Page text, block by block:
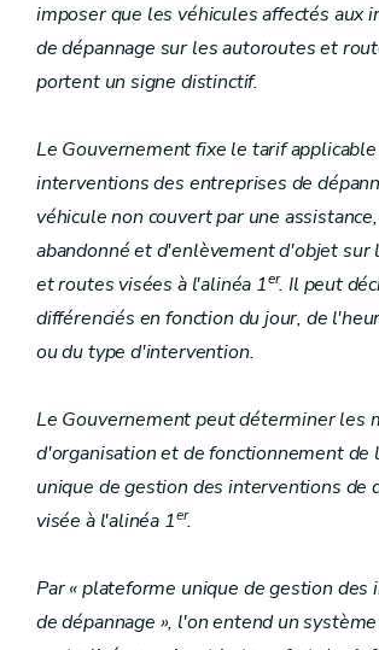
imposer que les véhicules affectés aux
de dépannage sur les autoroutes et
portent un signe distinctif.
Le Gouvernement fixe le tarif
interventions des entreprises de
véhicule non couvert par une
abandonné et d'enlèvement d'objet sur
et routes visées à l'alinéa 1er. Il peut
différenciés en fonction du jour, de
ou du type d'intervention.
Le Gouvernement peut déterminer les
d'organisation et de fonctionnement de
unique de gestion des interventions de
visée à l'alinéa 1er.
Par « plateforme unique de gestion des
de dépannage », l'on entend un